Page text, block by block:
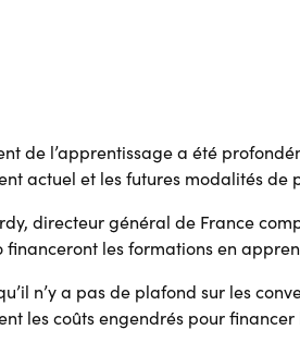
de l’apprentissage a été
actuel et les futures modalités
directeur général de France
financeront les formations en
n’y a pas de plafond sur les
les coûts engendrés pour